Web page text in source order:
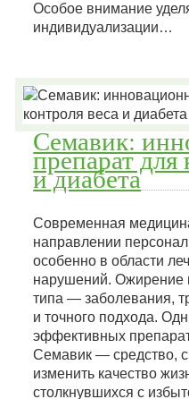
Особое внимание
индивидуализации…
Семавик:
препарат для
и диабета
Современная
направлении
особенно в области
нарушений. Ожирение
типа — заболевания,
и точного подхода.
эффективных
Семавик — средство,
изменить качество
столкнувшихся с